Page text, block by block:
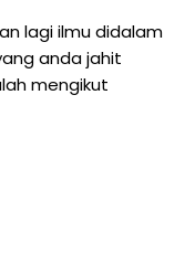
lagi ilmu didalam
anda jahit
mengikut